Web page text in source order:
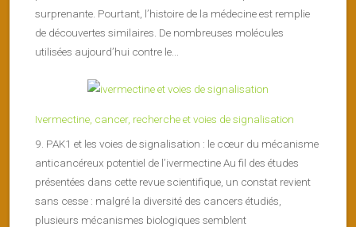
surprenante. Pourtant, l’histoire de la médecine est remplie
de découvertes similaires. De nombreuses molécules
utilisées aujourd’hui contre le...
Ivermectine, cancer, recherche et voies de signalisation
9. PAK1 et les voies de signalisation : le cœur du mécanisme
anticancéreux potentiel de l’ivermectine Au fil des études
présentées dans cette revue scientifique, un constat revient
sans cesse : malgré la diversité des cancers étudiés,
plusieurs mécanismes biologiques semblent